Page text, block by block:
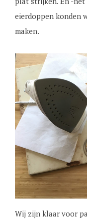
eierdoppen konden
maken.
Wij zijn klaar voor